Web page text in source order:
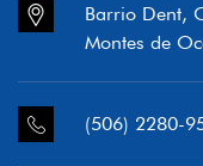
Barrio Dent,
Montes de
(506) 2280-